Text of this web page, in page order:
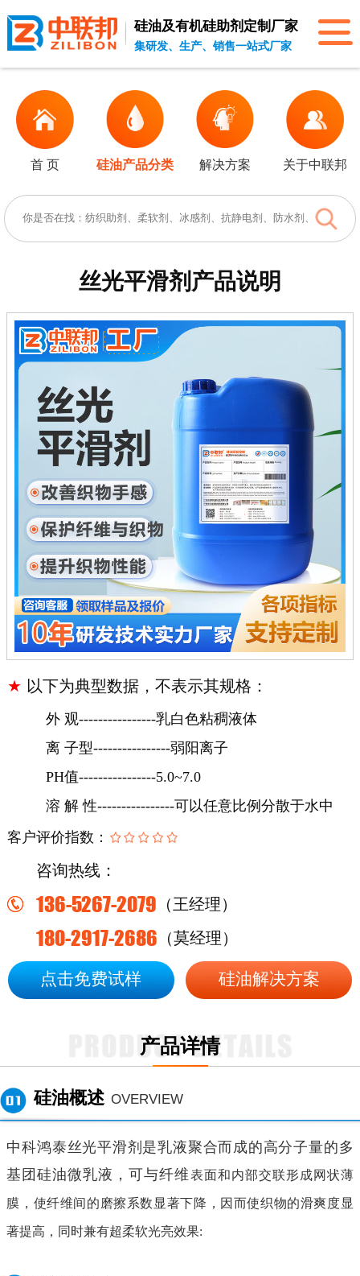
硅油及有机硅助剂 定制厂家
集研发、生产、销售一站式厂家
首 页 硅油产品分类 解决方案 关于中联邦
丝光平滑剂 产品说明
★ 以下为典型数据，不表示其规格：
外 观----------------乳白色粘稠液体
离 子型----------------弱阳离子
PH值----------------5.0~7.0
溶 解 性----------------可以任意比例分散于水中
客户评价指数：
咨询热线：
136-5267-2079 （王经理）
180-2917-2686 （莫经理）
点击免费试样 硅油解决方案
产品详情
硅油概述 OVERVIEW
中科鸿泰丝光平滑剂是乳液聚合而成的高分子量的多
基团硅油微乳液，可与纤维表面和内部交联形成网状薄
膜，使纤维间的磨擦系数显著下降，因而使织物的滑爽度显
著提高，同时兼有超柔软光亮效果: